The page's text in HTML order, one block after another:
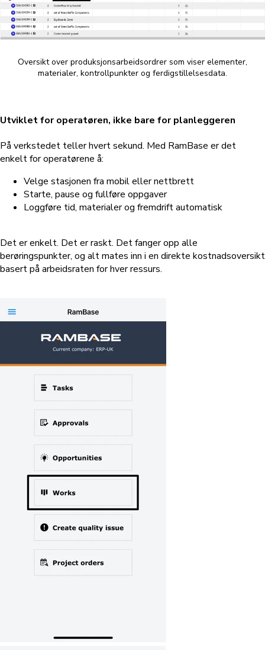
Oversikt over produksjonsarbeidsordrer som viser elementer,
materialer, kontrollpunkter og ferdigstillelsesdata.
Utviklet for operatøren, ikke bare for planleggeren
På verkstedet teller hvert sekund. Med RamBase er det
enkelt for operatørene å:
Velge stasjonen fra mobil eller nettbrett
Starte, pause og fullføre oppgaver
Loggføre tid, materialer og fremdrift automatisk
Det er enkelt. Det er raskt. Det fanger opp alle
berøringspunkter, og alt mates inn i en direkte kostnadsoversikt
basert på arbeidsraten for hver ressurs.